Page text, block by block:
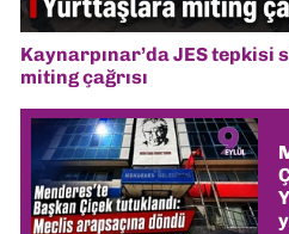
Kaynarpınar’da JES
miting çağrısı